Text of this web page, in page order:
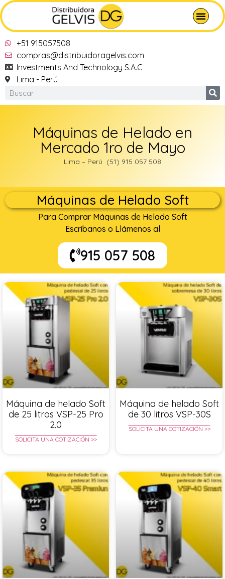
+51 915057508
compras@distribuidoragelvis.com
Investments And Technology S.A.C
Lima - Perú
Máquinas de Helado en
Mercado 1ro de Mayo
Lima – Perú (51) 915 057 508
Máquinas de Helado Soft
Para Comprar Máquinas de Helado Soft
Escríbanos o Llámenos al
915 057 508
Máquina de helado Soft
de 25 litros VSP-25 Pro
2.0
SOLICITA UNA COTIZACIÓN >>
Máquina de helado Soft
de 30 litros VSP-30S
SOLICITA UNA COTIZACIÓN >>